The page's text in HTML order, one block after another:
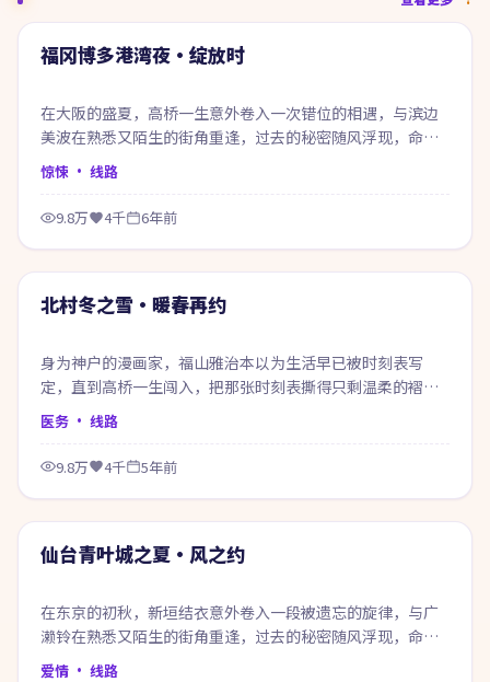
热门
福冈博多港湾夜·绽放时
在大阪的盛夏，高桥一生意外卷入一次错位的相遇，与滨边
美波在熟悉又陌生的街角重逢，过去的秘密随风浮现，命运
在风雨之间悄然改写。
惊悚 · 线路
9.8万 4千 6年前
热门
北村冬之雪·暖春再约
身为神户的漫画家，福山雅治本以为生活早已被时刻表写
定，直到高桥一生闯入，把那张时刻表撕得只剩温柔的褶
皱。
医务 · 线路
9.8万 4千 5年前
热门
仙台青叶城之夏·风之约
在东京的初秋，新垣结衣意外卷入一段被遗忘的旋律，与广
濑铃在熟悉又陌生的街角重逢，过去的秘密随风浮现，命运
在风雨之间悄然改写。
爱情 · 线路